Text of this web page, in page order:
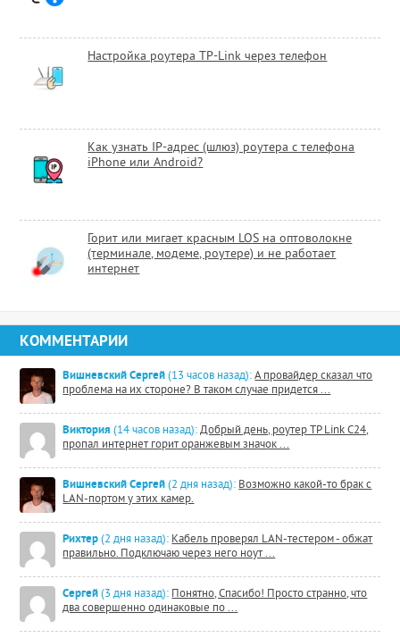
Настройка роутера TP-Link через телефон
Как узнать IP-адрес (шлюз) роутера с телефона
iPhone или Android?
Горит или мигает красным LOS на оптоволокне
(терминале, модеме, роутере) и не работает
интернет
КОММЕНТАРИИ
Вишневский Сергей (13 часов назад): А провайдер сказал что
проблема на их стороне? В таком случае придется ...
Виктория (14 часов назад): Добрый день, роутер TP Link C24,
пропал интернет горит оранжевым значок ...
Вишневский Сергей (2 дня назад): Возможно какой-то брак с
LAN-портом у этих камер.
Рихтер (2 дня назад): Кабель проверял LAN-тестером - обжат
правильно. Подключаю через него ноут ...
Сергей (3 дня назад): Понятно, Спасибо! Просто странно, что
два совершенно одинаковые по ...